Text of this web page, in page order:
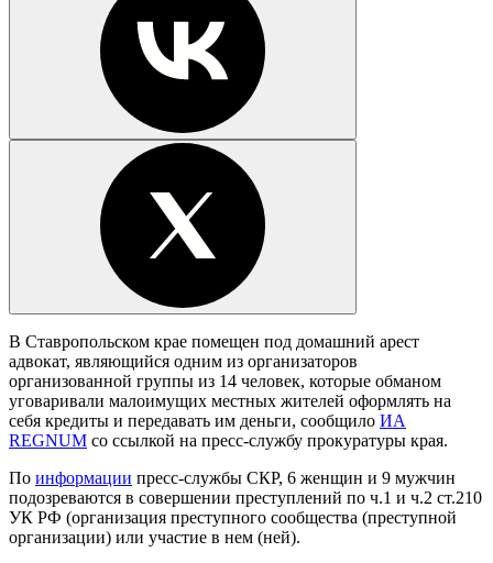
В Ставропольском крае помещен под домашний арест
адвокат, являющийся одним из организаторов
организованной группы из 14 человек, которые обманом
уговаривали малоимущих местных жителей оформлять на
себя кредиты и передавать им деньги, сообщило ИА
REGNUM со ссылкой на пресс-службу прокуратуры края.
По информации пресс-службы СКР, 6 женщин и 9 мужчин
подозреваются в совершении преступлений по ч.1 и ч.2 ст.210
УК РФ (организация преступного сообщества (преступной
организации) или участие в нем (ней).